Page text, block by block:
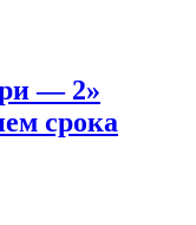
— 2»
срока